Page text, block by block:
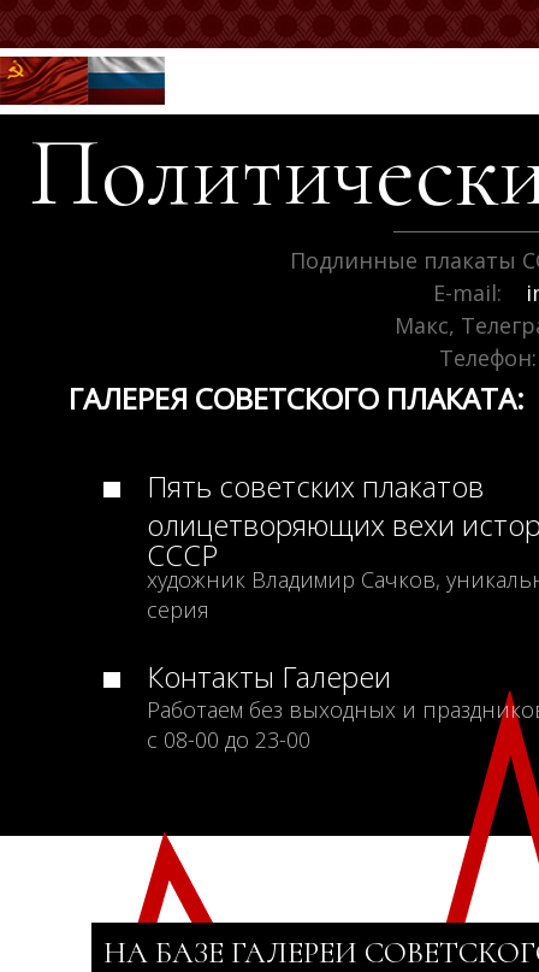
Подлинные плакаты
E-mail:
Макс,
Телефон:
ГАЛЕРЕЯ СОВЕТСКОГО ПЛАКАТА:
Пять советских плакатов
олицетворяющих вехи
СССР
художник Владимир Сачков,
серия
Контакты Галереи
Работаем без выходных и
с 08-00 до 23-00
НА БАЗЕ ГАЛЕРЕИ